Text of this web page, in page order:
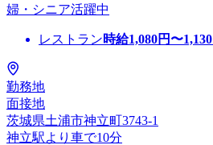
婦・シニア活躍中
レストラン時給1,080円〜1,130
勤務地
面接地
茨城県土浦市神立町3743-1
神立駅より車で10分